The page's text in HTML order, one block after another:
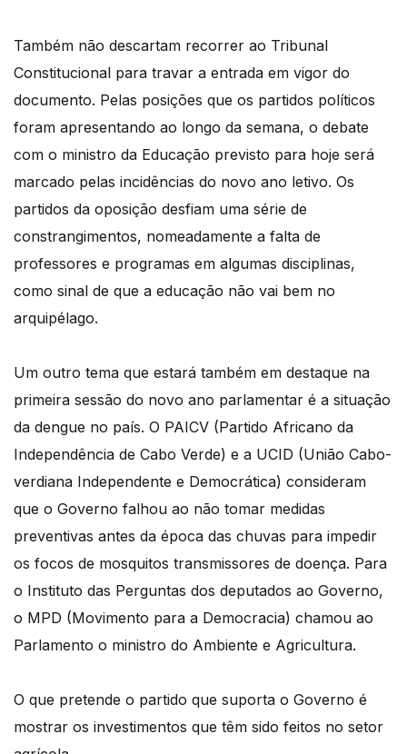
Também não descartam recorrer ao Tribunal
Constitucional para travar a entrada em vigor do
documento. Pelas posições que os partidos políticos
foram apresentando ao longo da semana, o debate
com o ministro da Educação previsto para hoje será
marcado pelas incidências do novo ano letivo. Os
partidos da oposição desfiam uma série de
constrangimentos, nomeadamente a falta de
professores e programas em algumas disciplinas,
como sinal de que a educação não vai bem no
arquipélago.
Um outro tema que estará também em destaque na
primeira sessão do novo ano parlamentar é a situação
da dengue no país. O PAICV (Partido Africano da
Independência de Cabo Verde) e a UCID (União Cabo-
verdiana Independente e Democrática) consideram
que o Governo falhou ao não tomar medidas
preventivas antes da época das chuvas para impedir
os focos de mosquitos transmissores de doença. Para
o Instituto das Perguntas dos deputados ao Governo,
o MPD (Movimento para a Democracia) chamou ao
Parlamento o ministro do Ambiente e Agricultura.
O que pretende o partido que suporta o Governo é
mostrar os investimentos que têm sido feitos no setor